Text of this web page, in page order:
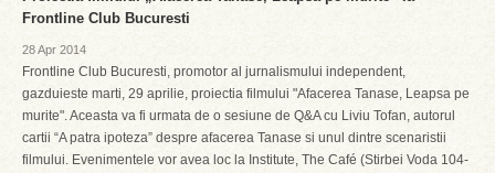
Frontline Club Bucuresti
28 Apr 2014
Frontline Club Bucuresti, promotor al jurnalismului independent,
gazduieste marti, 29 aprilie, proiectia filmului "Afacerea Tanase, Leapsa pe
murite". Aceasta va fi urmata de o sesiune de Q&A cu Liviu Tofan, autorul
cartii “A patra ipoteza” despre afacerea Tanase si unul dintre scenaristii
filmului. Evenimentele vor avea loc la Institute, The Café (Stirbei Voda 104-